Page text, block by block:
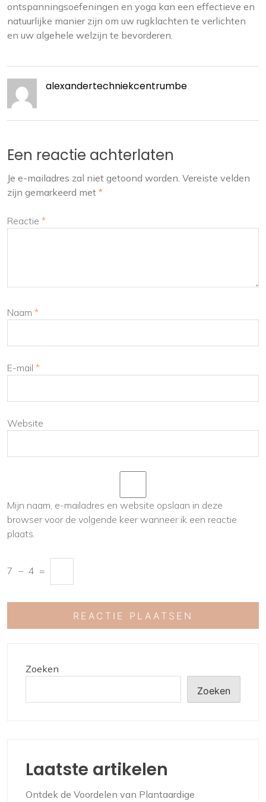
ontspanningsoefeningen en yoga kan een effectieve en
natuurlijke manier zijn om uw rugklachten te verlichten
en uw algehele welzijn te bevorderen.
alexandertechniekcentrumbe
Een reactie achterlaten
Je e-mailadres zal niet getoond worden. Vereiste velden
zijn gemarkeerd met *
Reactie *
Naam *
E-mail *
Website
Mijn naam, e-mailadres en website opslaan in deze
browser voor de volgende keer wanneer ik een reactie
plaats.
7 − 4 =
Zoeken
Zoeken
Laatste artikelen
Ontdek de Voordelen van Plantaardige